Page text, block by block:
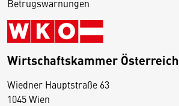
Betrugswarnungen
Wirtschaftskammer Österreich
Wiedner Hauptstraße 63
1045 Wien
D